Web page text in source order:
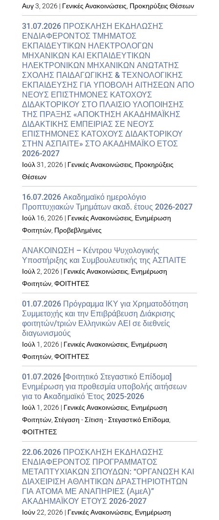
Αυγ 3, 2026 | Γενικές Ανακοινώσεις Προκηρύξεις Θέσεων
31.07.2026 ΠΡΟΣΚΛΗΣΗ ΕΚΔΗΛΩΣΗΣ
ΕΝΔΙΑΦΕΡΟΝΤΟΣ ΤΜΗΜΑΤΟΣ
ΕΚΠΑΙΔΕΥΤΙΚΩΝ ΗΛΕΚΤΡΟΛΟΓΩΝ
ΜΗΧΑΝΙΚΩΝ ΚΑΙ ΕΚΠΑΙΔΕΥΤΙΚΩΝ
ΗΛΕΚΤΡΟΝΙΚΩΝ ΜΗΧΑΝΙΚΩΝ ΑΝΩΤΑΤΗΣ
ΣΧΟΛΗΣ ΠΑΙΔΑΓΩΓΙΚΗΣ & ΤΕΧΝΟΛΟΓΙΚΗΣ
ΕΚΠΑΙΔΕΥΣΗΣ ΓΙΑ ΥΠΟΒΟΛΗ ΑΙΤΗΣΕΩΝ ΑΠΟ
ΝΕΟΥΣ ΕΠΙΣΤΗΜΟΝΕΣ ΚΑΤΟΧΟΥΣ
ΔΙΔΑΚΤΟΡΙΚΟΥ ΣΤΟ ΠΛΑΙΣΙΟ ΥΛΟΠΟΙΗΣΗΣ
ΤΗΣ ΠΡΑΞΗΣ «ΑΠΟΚΤΗΣΗ ΑΚΑΔΗΜΑΪΚΗΣ
ΔΙΔΑΚΤΙΚΗΣ ΕΜΠΕΙΡΙΑΣ ΣΕ ΝΕΟΥΣ
ΕΠΙΣΤΗΜΟΝΕΣ ΚΑΤΟΧΟΥΣ ΔΙΔΑΚΤΟΡΙΚΟΥ
ΣΤΗΝ ΑΣΠΑΙΤΕ» ΣΤΟ ΑΚΑΔΗΜΑΪΚΟ ΕΤΟΣ
2026-2027
Ιούλ 31, 2026 | Γενικές Ανακοινώσεις Προκηρύξεις
Θέσεων
16.07.2026 Ακαδημαϊκό ημερολόγιο
Προπτυχιακών Τμημάτων ακαδ. έτους 2026-2027
Ιούλ 16, 2026 | Γενικές Ανακοινώσεις Ενημέρωση
Φοιτητών, Προβεβλημένες
ΑΝΑΚΟΙΝΩΣΗ – Κέντρου Ψυχολογικής
Υποστήριξης και Συμβουλευτικής της ΑΣΠΑΙΤΕ
Ιούλ 2, 2026 | Γενικές Ανακοινώσεις Ενημέρωση
Φοιτητών, ΦΟΙΤΗΤΕΣ
01.07.2026 Πρόγραμμα ΙΚΥ για Χρηματοδότηση
Συμμετοχής και την Επιβράβευση Διάκρισης
φοιτητών/τριών Ελληνικών ΑΕΙ σε διεθνείς
διαγωνισμούς
Ιούλ 1, 2026 | Γενικές Ανακοινώσεις Ενημέρωση
Φοιτητών, ΦΟΙΤΗΤΕΣ
01.07.2026 [Φοιτητικό Στεγαστικό Επίδομα]
Ενημέρωση για προθεσμία υποβολής αιτήσεων
για το Aκαδημαϊκό Έτος 2025-2026
Ιούλ 1, 2026 | Γενικές Ανακοινώσεις Ενημέρωση
Φοιτητών, Στέγαση - Σίτιση - Στεγαστικό Επίδομα,
ΦΟΙΤΗΤΕΣ
22.06.2026 ΠΡΟΣΚΛΗΣΗ ΕΚΔΗΛΩΣΗΣ
ΕΝΔΙΑΦΕΡΟΝΤΟΣ ΠΡΟΓΡΑΜΜΑΤΟΣ
ΜΕΤΑΠΤΥΧΙΑΚΩΝ ΣΠΟΥΔΩΝ: “ΟΡΓΑΝΩΣΗ ΚΑΙ
ΔΙΑΧΕΙΡΙΣΗ ΑΘΛΗΤΙΚΩΝ ΔΡΑΣΤΗΡΙΟΤΗΤΩΝ
ΓΙΑ ΑΤΟΜΑ ΜΕ ΑΝΑΠΗΡΙΕΣ (ΑμεΑ)”
ΑΚΑΔΗΜΑΪΚΟΥ ΕΤΟΥΣ 2026-2027
Ιούν 22, 2026 | Γενικές Ανακοινώσεις Ενημέρωση